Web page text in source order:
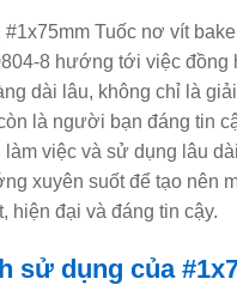
#1x75mm Tuốc nơ vít
8 hướng tới việc đồng
dài lâu, không chỉ là
là người bạn đáng tin
làm việc và sử dụng lâu
xuyên suốt để tạo nên
hiện đại và đáng tin cậy.
sử dụng của